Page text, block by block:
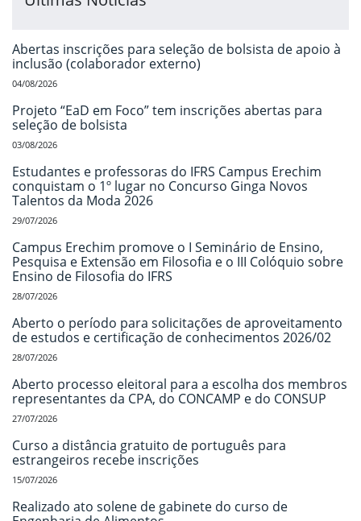
Abertas inscrições para seleção de bolsista de apoio à
inclusão (colaborador externo)
04/08/2026
Projeto “EaD em Foco” tem inscrições abertas para
seleção de bolsista
03/08/2026
Estudantes e professoras do IFRS Campus Erechim
conquistam o 1º lugar no Concurso Ginga Novos
Talentos da Moda 2026
29/07/2026
Campus Erechim promove o I Seminário de Ensino,
Pesquisa e Extensão em Filosofia e o III Colóquio sobre
Ensino de Filosofia do IFRS
28/07/2026
Aberto o período para solicitações de aproveitamento
de estudos e certificação de conhecimentos 2026/02
28/07/2026
Aberto processo eleitoral para a escolha dos membros
representantes da CPA, do CONCAMP e do CONSUP
27/07/2026
Curso a distância gratuito de português para
estrangeiros recebe inscrições
15/07/2026
Realizado ato solene de gabinete do curso de